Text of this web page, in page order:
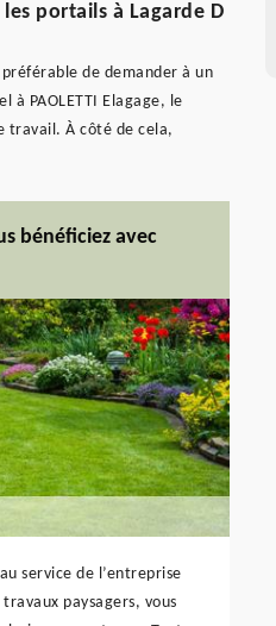
portails à Lagarde D
de demander à un
PAOLETTI Elagage, le
travail. À côté de cela,
bénéficiez avec
service de l’entreprise
travaux paysagers, vous